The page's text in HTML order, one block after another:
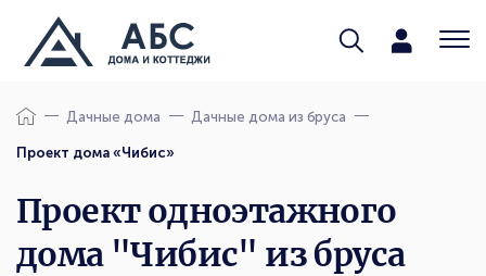
Дачные дома Дачные дома из бруса
Проект дома «Чибис»
Проект одноэтажного
дома "Чибис" из бруса